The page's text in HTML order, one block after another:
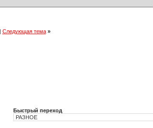
Следующая тема »
Быстрый переход